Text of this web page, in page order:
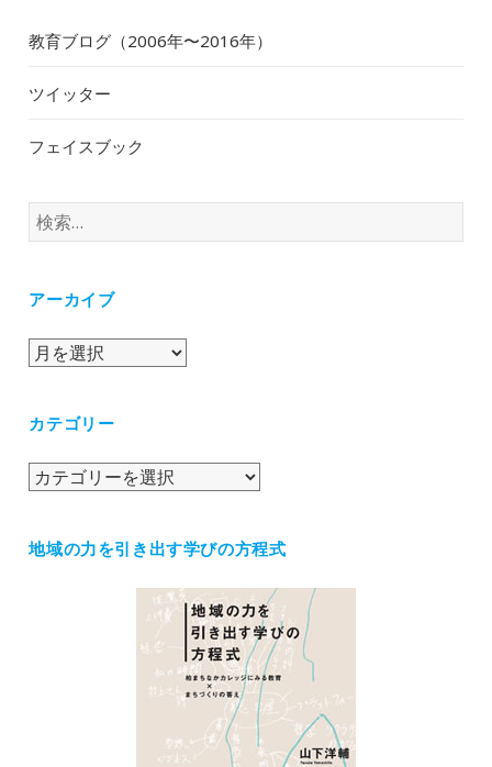
教育ブログ（2006年〜2016年）
ツイッター
フェイスブック
検
索:
アーカイブ
ア
イ
カテゴリー
カ
リ
地域の力を引き出す学びの方程式